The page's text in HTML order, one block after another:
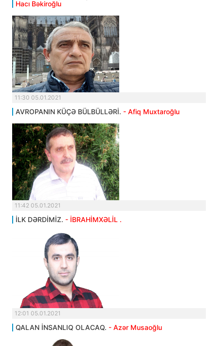
Hacı Bəkiroğlu
11:30 05.01.2021
AVROPANIN KÜÇƏ BÜLBÜLLƏRİ. - Afiq Muxtaroğlu
11:42 05.01.2021
İLK DƏRDİMİZ. - İBRAHİMXƏLİL .
12:01 05.01.2021
QALAN İNSANLIQ OLACAQ. - Azər Musaoğlu